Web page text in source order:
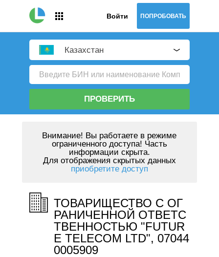
Войти ПОПРОБОВАТЬ
Казахстан
ПРОВЕРИТЬ
Внимание! Вы работаете в режиме
ограниченного доступа! Часть
информации скрыта.
Для отображения скрытых данных
приобретите доступ
ТОВАРИЩЕСТВО С ОГ
РАНИЧЕННОЙ ОТВЕТС
ТВЕННОСТЬЮ "FUTUR
E TELECOM LTD", 07044
0005909